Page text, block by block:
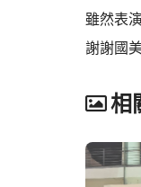
雖然表
謝謝國
相